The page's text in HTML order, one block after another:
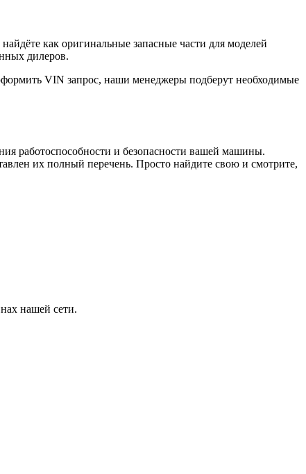
как оригинальные запасные части для моделей
дилеров.
VIN запрос, наши менеджеры подберут необходимые
работоспособности и безопасности вашей машины.
их полный перечень. Просто найдите свою и смотрите,
нашей сети.